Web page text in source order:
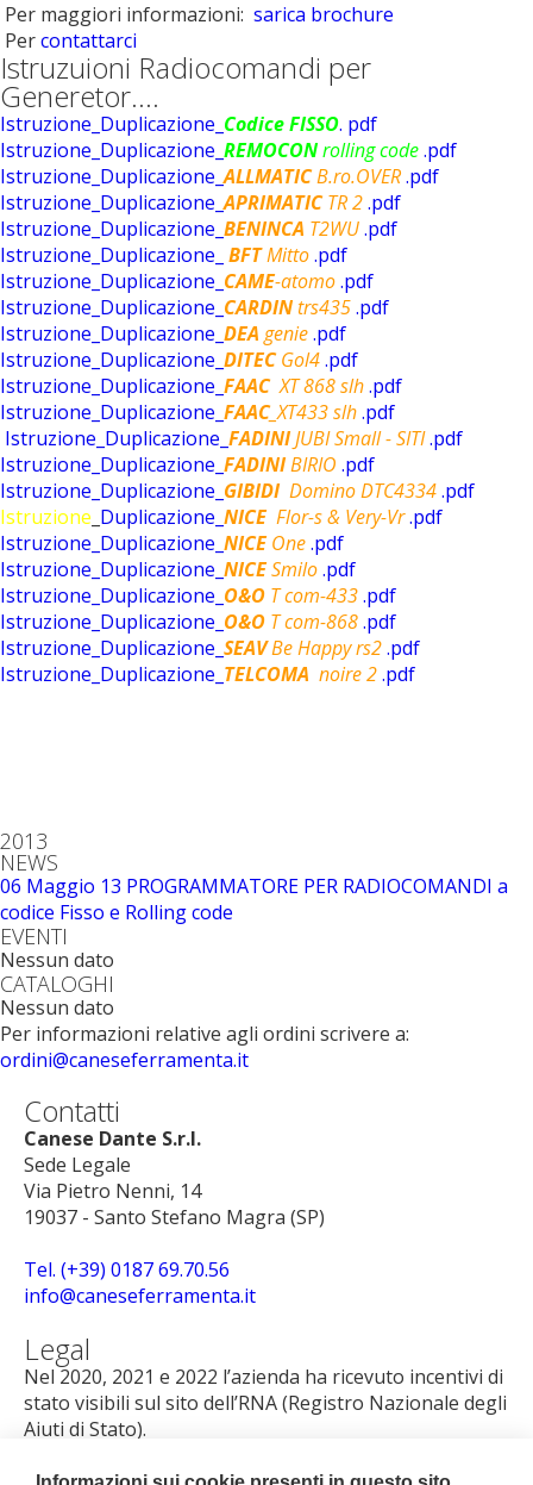
Per maggiori informazioni: sarica brochure
Percontattarci
Istruzuioni Radiocomandi per
Generetor....
Istruzione_Duplicazione_ Codice FISSO. pdf
Istruzione_Duplicazione_ REMOCONrolling code.pdf
Istruzione_Duplicazione_ALLMATICB.ro.OVER.pdf
Istruzione_Duplicazione_APRIMATICTR 2.pdf
Istruzione_Duplicazione_ BENINCA T2WU.pdf
Istruzione_Duplicazione_ BFTMitto.pdf
Istruzione_Duplicazione_ CAME-atomo.pdf
Istruzione_Duplicazione_ CARDINtrs435.pdf
Istruzione_Duplicazione_ DEA genie.pdf
Istruzione_Duplicazione_ DITECGol4.pdf
Istruzione_Duplicazione_ FAACXT 868 slh.pdf
Istruzione_Duplicazione_ FAAC_XT433 slh.pdf
Istruzione_Duplicazione_ FADINIJUBI Small - SITI.pdf
Istruzione_Duplicazione_ FADINIBIRIO .pdf
Istruzione_Duplicazione_ GIBIDI Domino DTC4334.pdf
Istruzione Duplicazione_ NICE Flor-s & Very-Vr.pdf
Istruzione_Duplicazione_ NICE One.pdf
Istruzione_Duplicazione_ NICESmilo.pdf
Istruzione_Duplicazione_ O&O T com-433.pdf
Istruzione_Duplicazione_ O&O T com-868.pdf
Istruzione_Duplicazione_ SEAVBe Happy rs2.pdf
Istruzione_Duplicazione_ TELCOMA noire 2.pdf
2013
NEWS
06 Maggio 13 PROGRAMMATORE PER RADIOCOMANDI a
codice Fisso e Rolling code
EVENTI
Nessun dato
CATALOGHI
Nessun dato
Per informazioni relative agli ordini scrivere a:
ordini@caneseferramenta.it
Contatti
Canese Dante S.r.l.
Sede Legale
Via Pietro Nenni, 14
19037 - Santo Stefano Magra (SP)
Tel. (+39) 0187 69.70.56
info@caneseferramenta.it
Legal
Nel 2020, 2021 e 2022 l’azienda ha ricevuto incentivi di
stato visibili sul sito dell’RNA (Registro Nazionale degli
Aiuti di Stato).